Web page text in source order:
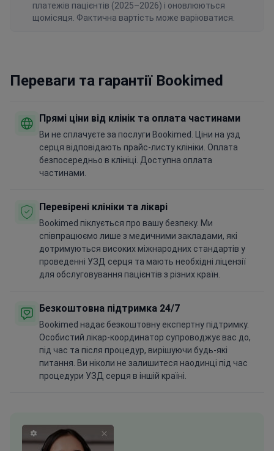
платежів пацієнтів (2025–2026) і оновлюються
щомісяця. Фактична вартість може варіюватися.
Переваги та гарантії Bookimed
Прямі ціни від клінік та оплата частинами
Ви не сплачуєте за послуги Bookimed. Ціни на узд
серця відповідають прайс-листу клініки. Оплата
безпосередньо в клініці. Доступна оплата
частинами.
Перевірені клініки та лікарі
Bookimed піклується про вашу безпеку. Ми
співпрацюємо лише з медичними закладами, які
дотримуються високих міжнародних стандартів у
проведенні УЗД серця та мають необхідні ліцензії
для обслуговування пацієнтів з різних країн.
Безкоштовна підтримка 24/7
Bookimed надає безкоштовну експертну підтримку.
Особистий лікар-координатор супроводжує вас до,
під час та після процедур, вирішуючи будь-які
питання. Ви ніколи не залишитеся наодинці під час
процедури УЗД серця в іншій країні.